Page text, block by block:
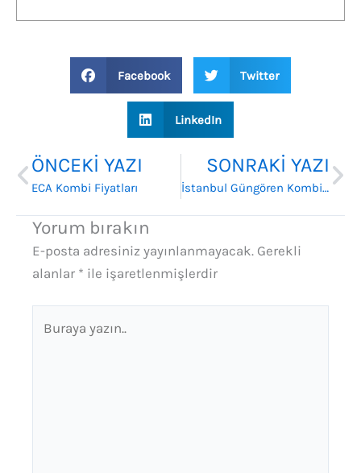
Facebook Twitter
LinkedIn
Prev
ÖNCEKI YAZI
ECA Kombi Fiyatları
SONRAKI YAZI
İstanbul Güngören Kombi Satış ve Montaj Hizmeti
Yorum bırakın
E-posta adresiniz yayınlanmayacak. Gerekli
alanlar * ile işaretlenmişlerdir
yazın..